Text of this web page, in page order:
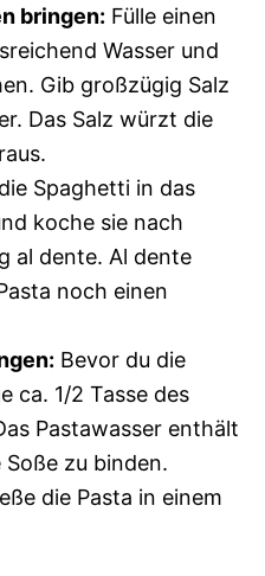
bringen: Fülle einen
Wasser und
Gib großzügig Salz
Das Salz würzt die
Spaghetti in das
koche sie nach
al dente. Al dente
noch einen
Bevor du die
ca. 1/2 Tasse des
Pastawasser enthält
zu binden.
die Pasta in einem